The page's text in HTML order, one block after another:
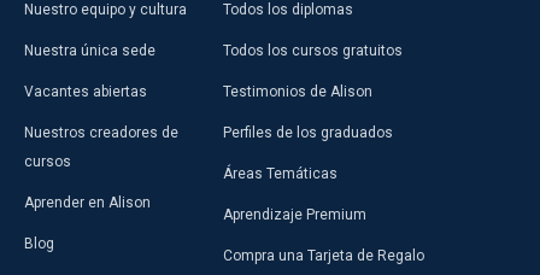
Nuestro equipo y cultura
Nuestra única sede
Vacantes abiertas
Nuestros creadores de
cursos
Aprender en Alison
Blog
Todos los diplomas
Todos los cursos gratuitos
Testimonios de Alison
Perfiles de los graduados
Áreas Temáticas
Aprendizaje Premium
Compra una Tarjeta de Regalo